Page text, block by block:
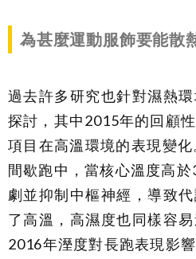
為甚麼運動服飾要能散
過去許多研究也針對濕熱
探討，其中2015年的回顧
項目在高溫環境的表現變
間歇跑中，當核心溫度高
劇並抑制中樞神經，導致
了高溫，高濕度也同樣容
2016年溼度對長跑表現影